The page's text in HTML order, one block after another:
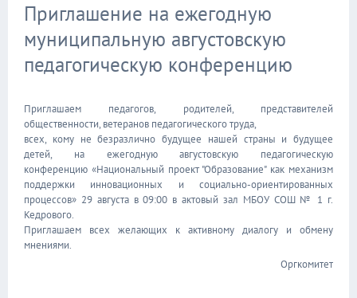
Приглашение на ежегодную
муниципальную августовскую
педагогическую конференцию
Приглашаем педагогов, родителей, представителей
общественности, ветеранов педагогического труда,
всех, кому не безразлично будущее нашей страны и будущее
детей, на ежегодную августовскую педагогическую
конференцию «Национальный проект "Образование" как механизм
поддержки инновационных и социально-ориентированных
процессов» 29 августа в 09:00 в актовый зал МБОУ СОШ № 1 г.
Кедрового.
Приглашаем всех желающих к активному диалогу и обмену
мнениями.
Оргкомитет